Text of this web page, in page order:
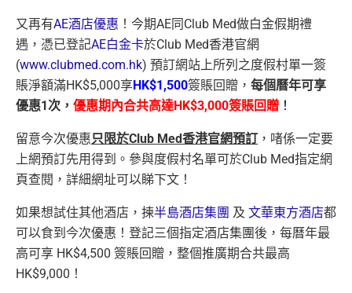
又再有AE酒店優惠 ！今期AE同Club Med做白金假期禮
遇，憑已登記AE白金卡於Club Med香港官網
(www.clubmed.com.hk) 預訂網站上所列之度假村單一簽
賬淨額滿HK$5,000享HK$1,500簽賬回贈， 每個曆年可享
優惠1次， 優惠期內合共高達HK$3,000簽賬回贈 ！
留意今次優惠只限於Club Med香港官網預訂 ，啫係一定要
上網預訂先用得到。參與度假村名單可於Club Med指定網
頁查閱，詳細網址可以睇下文！
如果想試住其他酒店，揀半島酒店集團 及 文華東方酒店都
可以食到今次優惠！登記三個指定酒店集團後，每曆年最
高可享 HK$4,500 簽賬回贈，整個推廣期合共最高
HK$9,000！